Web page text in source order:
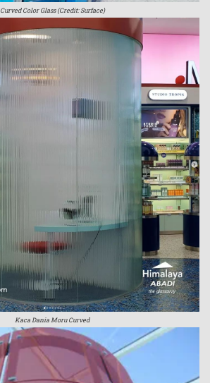
Curved Color Glass (Credit: Surface)
Kaca Dania Moru Curved